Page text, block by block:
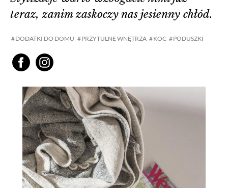
DODATKI DO DOMU PRZYTULNE WNĘTRZA KOC PODUSZKI
teraz, zanim zaskoczy nas jesienny chłód.